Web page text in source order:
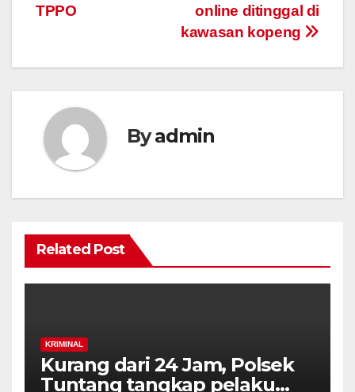
online ditinggal di
kawasan kopeng
TPPO
Byadmin
Related Post
KRIMINAL
Kurang dari 24 Jam, Polsek
Tuntang tangkap pelaku